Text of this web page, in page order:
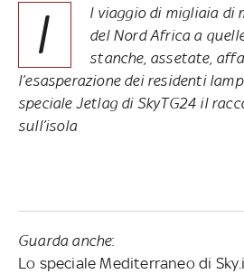
I
l viaggio di migliaia di
del Nord Africa a
stanche, assetate,
l’esasperazione dei residenti
speciale Jetlag di SkyTG24 il
sull’isola
Guarda anche:
Lo speciale Mediterraneo di